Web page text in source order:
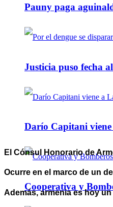
Pauny paga
Justicia puso fecha
Darío Capitani
Cooperativa y
El Cónsul Honorario de
Ocurre en el marco de un
Además, armenia es hoy